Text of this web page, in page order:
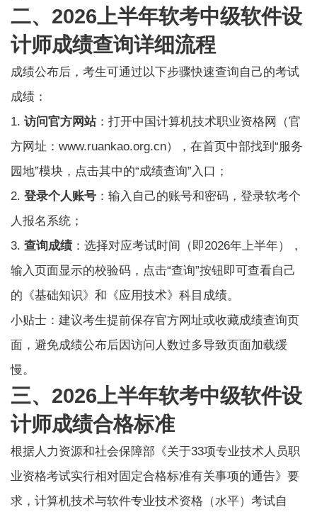
二、2026上半年软考中级软件设
计师成绩查询详细流程
成绩公布后，考生可通过以下步骤快速查询自己的考试
成绩：
1.访问官方网站：打开中国计算机技术职业资格网（官
方网址：www.ruankao.org.cn），在首页中部找到“服务
园地”模块，点击其中的“成绩查询”入口；
2.登录个人账号 ：输入自己的账号和密码，登录软考个
人报名系统；
3.查询成绩：选择对应考试时间（即2026年上半年），
输入页面显示的校验码，点击“查询”按钮即可查看自己
的《基础知识》和《应用技术》科目成绩。
小贴士：建议考生提前保存官方网址或收藏成绩查询页
面，避免成绩公布后因访问人数过多导致页面加载缓
慢。
三、2026上半年软考中级软件设
计师成绩合格标准
根据人力资源和社会保障部《关于33项专业技术人员职
业资格考试实行相对固定合格标准有关事项的通告》要
求，计算机技术与软件专业技术资格（水平）考试自